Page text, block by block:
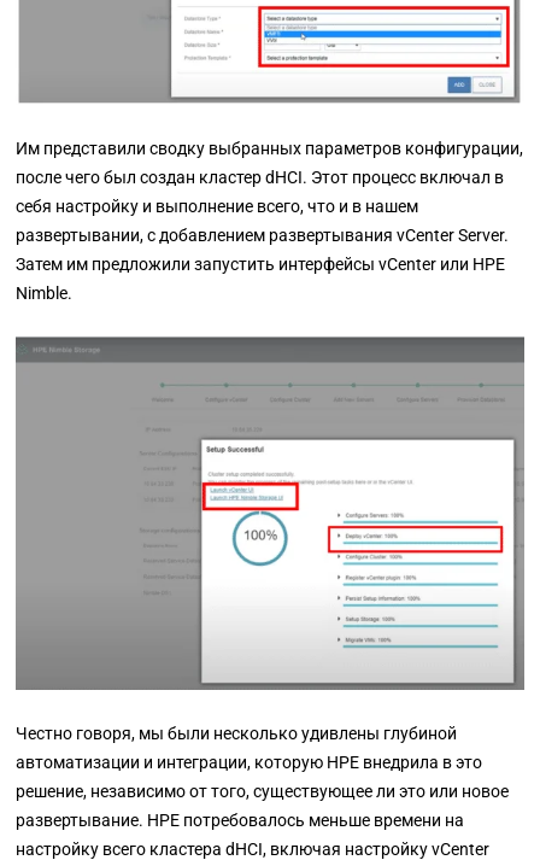
Им представили сводку выбранных параметров конфигурации,
после чего был создан кластер dHCI. Этот процесс включал в
себя настройку и выполнение всего, что и в нашем
развертывании, с добавлением развертывания vCenter Server.
Затем им предложили запустить интерфейсы vCenter или HPE
Nimble.
Честно говоря, мы были несколько удивлены глубиной
автоматизации и интеграции, которую HPE внедрила в это
решение, независимо от того, существующее ли это или новое
развертывание. HPE потребовалось меньше времени на
настройку всего кластера dHCI, включая настройку vCenter